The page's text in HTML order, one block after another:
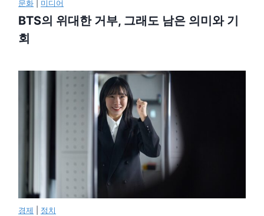
문화 미디어
BTS의 위대한 거부, 그래도 남은 의미와 기
회
경제 정치